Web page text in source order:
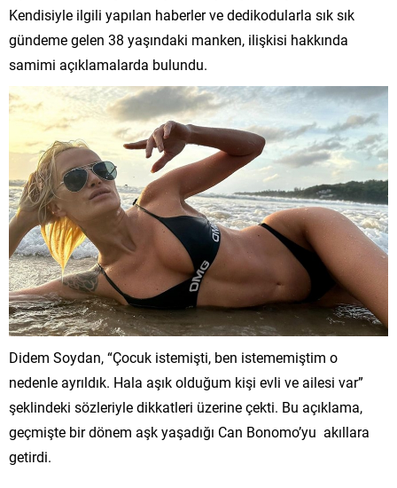
Kendisiyle ilgili yapılan haberler ve dedikodularla sık sık
gündeme gelen 38 yaşındaki manken, ilişkisi hakkında
samimi açıklamalarda bulundu.
Didem Soydan, “Çocuk istemişti, ben istememiştim o
nedenle ayrıldık. Hala aşık olduğum kişi evli ve ailesi var”
şeklindeki sözleriyle dikkatleri üzerine çekti. Bu açıklama,
geçmişte bir dönem aşk yaşadığı Can Bonomo’yu akıllara
getirdi.